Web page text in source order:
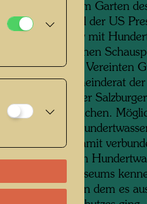
die er im Garten
einen Artikel der US
ein Interview mit
österreichischen
der Vereinten
und 1981 Gemeinderat der
zur Rettung der
von Grünflächen.
anlässlich
und der damit
um
Fassade des Museums
der beiden, in dem es